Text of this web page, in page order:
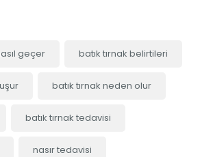
geçer batık tırnak belirtileri
batık tırnak neden olur
batık tırnak tedavisi
nasır tedavisi